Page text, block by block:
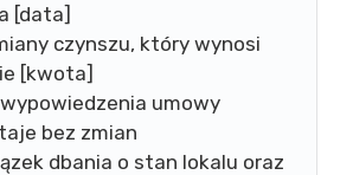
[data]
czynszu, który wynosi
[kwota]
umowy
bez zmian
dbania o stan lokalu oraz